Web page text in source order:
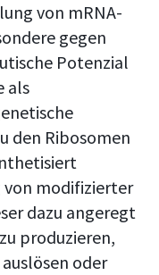
von mRNA-
gegen
Potenzial
als
den Ribosomen
von modifizierter
dazu angeregt
produzieren,
oder